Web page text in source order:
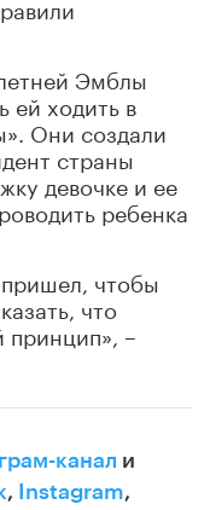
Эмблы
ей ходить в
Они создали
страны
девочке и ее
ребенка
чтобы
что
принцип», –
канал и
, Instagram,